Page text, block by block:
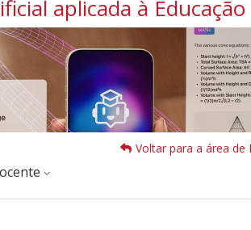
aplicada à Educação
Voltar para a área de